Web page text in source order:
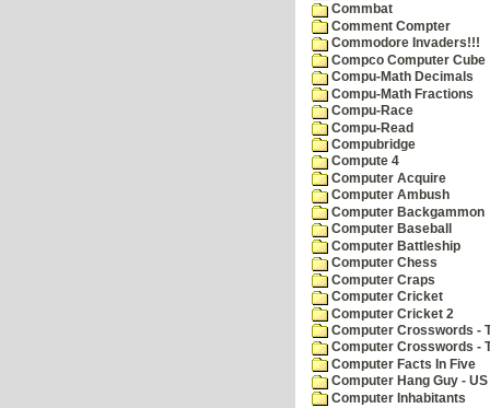
Commbat
Comment Compter
Commodore Invaders!!!
Compco Computer Cube
Compu-Math Decimals
Compu-Math Fractions
Compu-Race
Compu-Read
Compubridge
Compute 4
Computer Acquire
Computer Ambush
Computer Backgammon
Computer Baseball
Computer Battleship
Computer Chess
Computer Craps
Computer Cricket
Computer Cricket 2
Computer Crosswords -
Computer Crosswords -
Computer Facts In Five
Computer Hang Guy -
Computer Inhabitants